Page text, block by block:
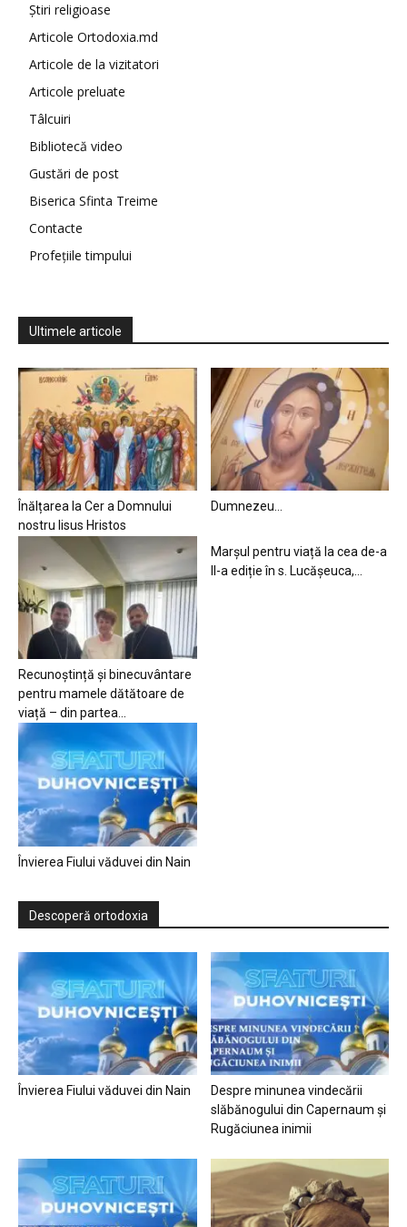
Știri religioase
Articole Ortodoxia.md
Articole de la vizitatori
Articole preluate
Tâlcuiri
Bibliotecă video
Gustări de post
Biserica Sfinta Treime
Contacte
Profețiile timpului
Ultimele articole
Înălțarea la Cer a Domnului
nostru Iisus Hristos
Dumnezeu…
Recunoștință și binecuvântare
pentru mamele dătătoare de
viață – din partea...
Marșul pentru viață la cea de-a
II-a ediție în s. Lucășeuca,...
Învierea Fiului văduvei din Nain
Descoperă ortodoxia
Învierea Fiului văduvei din Nain
Despre minunea vindecării
slăbănogului din Capernaum și
Rugăciunea inimii